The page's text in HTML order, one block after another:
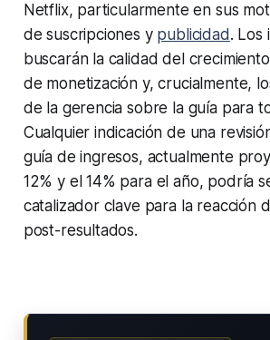
Netflix, particularmente en sus
de suscripciones y publicidad . Los
buscarán la calidad del
de monetización y, crucialmente,
de la gerencia sobre la guía para
Cualquier indicación de una
guía de ingresos, actualmente
12% y el 14% para el año, podría
catalizador clave para la reacción
post-resultados.